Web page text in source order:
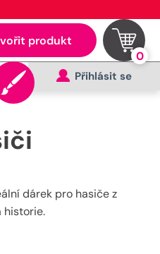
produkt
0
Přihlásit se
dárek pro hasiče z
historie.